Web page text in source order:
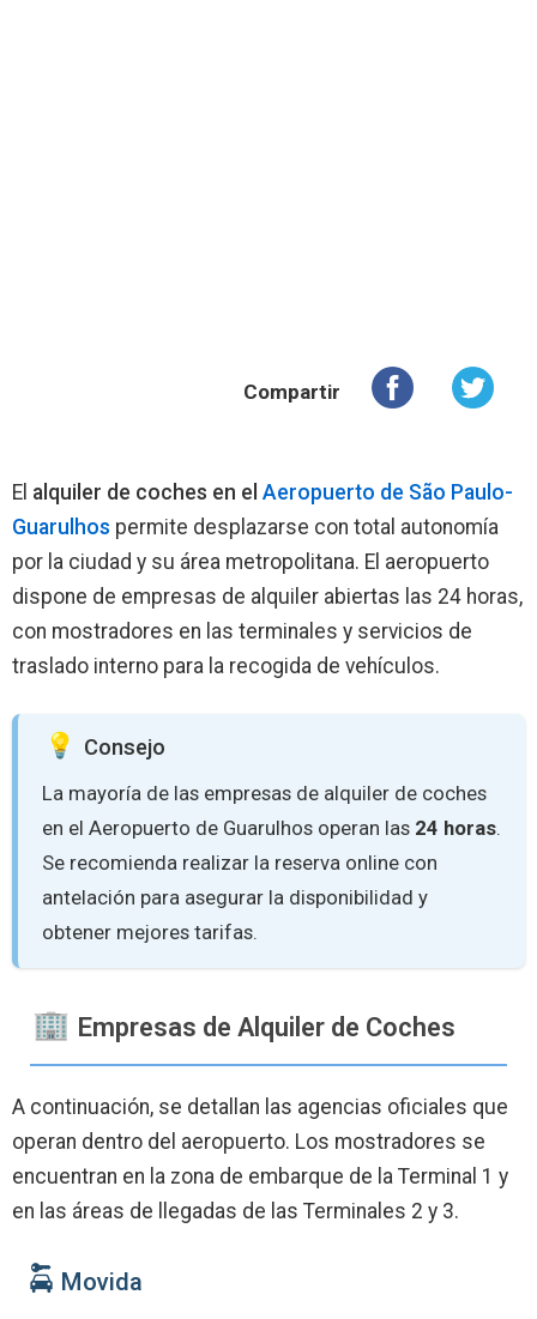
Compartir
El alquiler de coches en el Aeropuerto de São Paulo-
Guarulhos permite desplazarse con total autonomía
por la ciudad y su área metropolitana. El aeropuerto
dispone de empresas de alquiler abiertas las 24 horas,
con mostradores en las terminales y servicios de
traslado interno para la recogida de vehículos.
Consejo
La mayoría de las empresas de alquiler de coches
en el Aeropuerto de Guarulhos operan las 24 horas.
Se recomienda realizar la reserva online con
antelación para asegurar la disponibilidad y
obtener mejores tarifas.
Empresas de Alquiler de Coches
A continuación, se detallan las agencias oficiales que
operan dentro del aeropuerto. Los mostradores se
encuentran en la zona de embarque de la Terminal 1 y
en las áreas de llegadas de las Terminales 2 y 3.
Movida